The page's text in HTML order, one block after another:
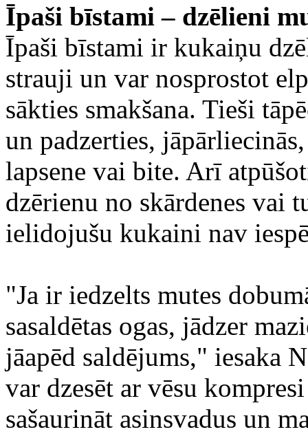
Īpaši bīstami – dzēlieni
Īpaši bīstami ir kukaiņu
strauji un var nosprostot
sākties smakšana. Tieši
un padzerties,
lapsene vai bite. Arī
dzērienu no skārdenes vai
ielidojušu kukaini nav
"Ja ir iedzelts mutes
sasaldētas ogas, jādzer
jāapēd saldējums," iesaka
var dzesēt ar vēsu
sašaurināt asinsvadus un